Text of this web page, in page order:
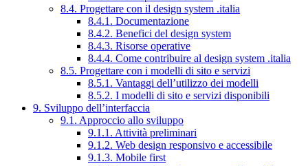
8.4. Progettare con il design system .italia
8.4.1. Documentazione
8.4.2. Benefici del design system
8.4.3. Risorse operative
8.4.4. Come contribuire al design system .italia
8.5. Progettare con i modelli di sito e servizi
8.5.1. Vantaggi dell’utilizzo dei modelli
8.5.2. I modelli di sito e servizi disponibili
9. Sviluppo dell’interfaccia
9.1. Approccio allo sviluppo
9.1.1. Attività preliminari
9.1.2. Web design responsivo e accessibile
9.1.3. Mobile first